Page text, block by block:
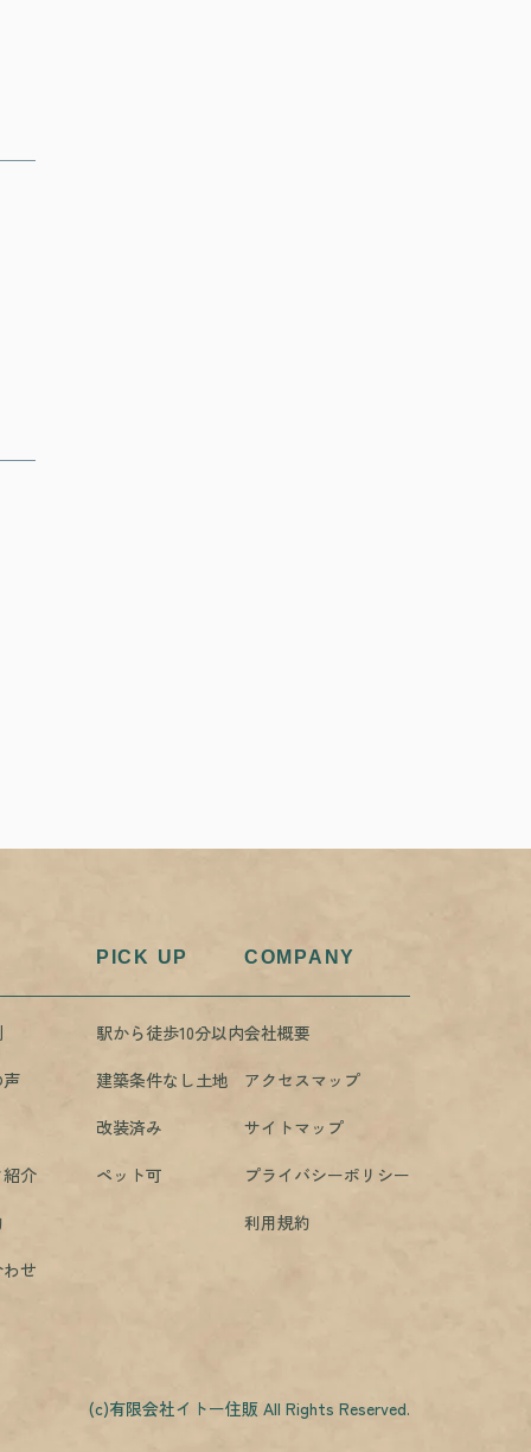
介
せ
PICK UP
駅から徒歩10分以内
建築条件なし土地
改装済み
ペット可
COMPANY
会社概要
アクセスマップ
サイトマップ
プライバシーポリシー
利用規約
(c)有限会社イトー住販 All Rights Reserved.